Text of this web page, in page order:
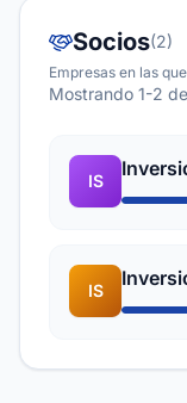
Socios(2)
Empresas en las
Mostrando 1-2
IS
IS